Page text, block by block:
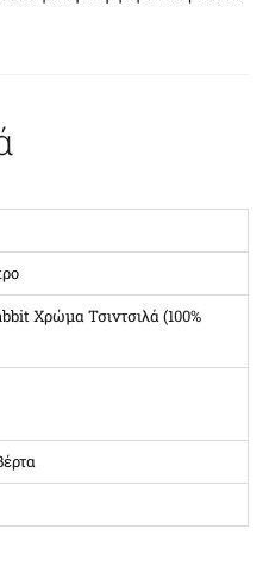
Χρώμα Τσιντσιλά (100%